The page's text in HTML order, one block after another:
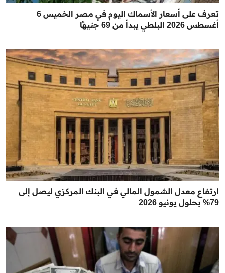
تعرف على أسعار الأسماك اليوم في مصر الخميس 6
أغسطس 2026 البلطي يبدأ من 69 جنيهًا
ارتفاع معدل الشمول المالي في البنك المركزي ليصل إلى
79% بحلول يونيو 2026